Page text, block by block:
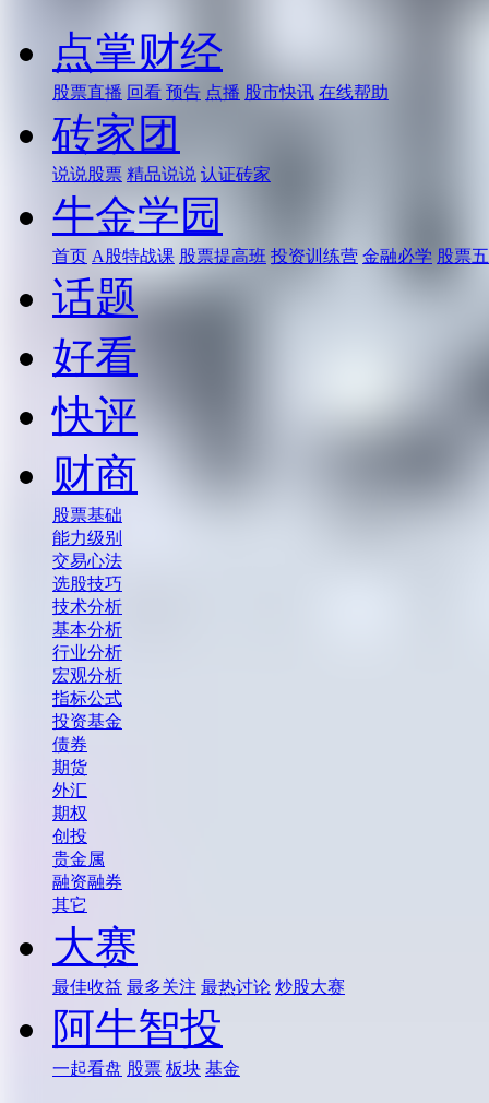
点掌财经
股票直播 回看 预告 点播 股市快讯 在线帮助
砖家团
说说股票 精品说说 认证砖家
牛金学园
首页 A股特战课 股票提高班 投资训练营 金融必学 股票
话题
好看
快评
财商
股票基础
能力级别
交易心法
选股技巧
技术分析
基本分析
行业分析
宏观分析
指标公式
投资基金
债券
期货
外汇
期权
创投
贵金属
融资融券
其它
大赛
最佳收益 最多关注 最热讨论 炒股大赛
阿牛智投
一起看盘 股票 板块 基金